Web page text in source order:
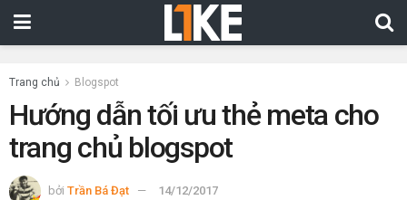
Trang chủ Blogspot
Hướng dẫn tối ưu thẻ meta cho
trang chủ blogspot
bởi Trần Bá Đạt 14/12/2017